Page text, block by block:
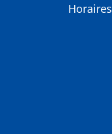
Horaires